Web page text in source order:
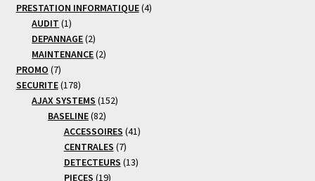
produits
PRESTATION INFORMATIQUE 44
AUDIT 11
produit
DEPANNAGE 22
produits
MAINTENANCE 22
PROMO 77
produits
SECURITE 178178
produits
AJAX SYSTEMS 152152
BASELINE 8282
produits
ACCESSOIRES 4141
CENTRALES 77
produits
DETECTEURS 1313
PIECES 1919